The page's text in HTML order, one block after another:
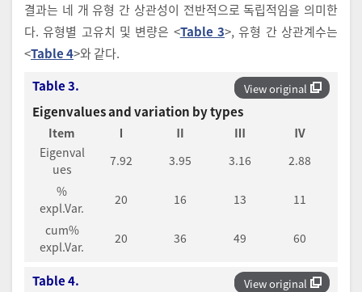
결과는 네 개 유형 간 상관성이 전반적으로 독립적임을 의미한
다. 유형별 고유치 및 변량은 <Table 3>, 유형 간 상관계수는
<Table 4>와 같다.
View original
Table 3.
Eigenvalues and variation by types
Item Ⅰ Ⅱ Ⅲ
Ⅳ
Eigenval
ues
7.92 3.95 3.16
2.88
%
expl.Var.
20 16 13
11
cum%
expl.Var.
20 36 49 60
View original
Table 4.